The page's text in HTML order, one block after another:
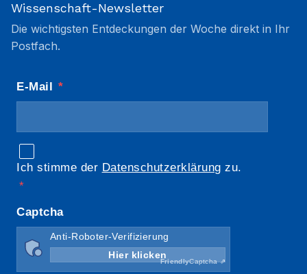
Wissenschaft-Newsletter
Die wichtigsten Entdeckungen der Woche direkt in Ihr
Postfach.